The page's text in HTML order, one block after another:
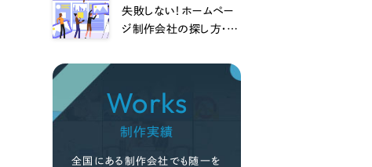
失敗しない！ホームペー
ジ制作会社の探し方・選
解説！
Works
制作実績
全国にある制作会社でも随一を